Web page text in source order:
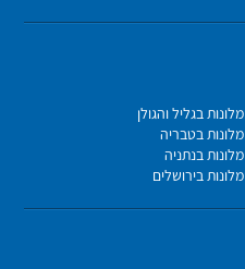
מלונות בגליל והגולן
מלונות בטבריה
מלונות בנתניה
מלונות בירושלים